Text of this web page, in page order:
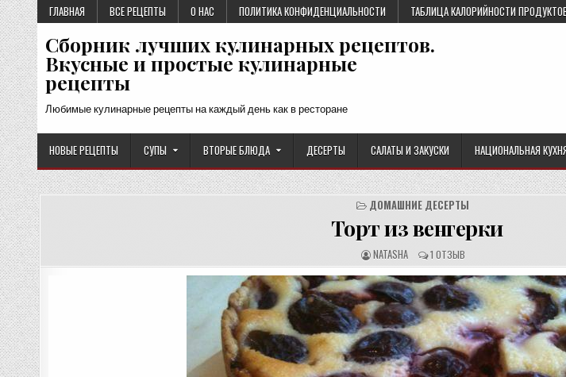
Перейти
к
содержимому
ГЛАВНАЯ ВСЕ РЕЦЕПТЫ О НАС ПОЛИТИКА КОНФИДЕНЦИАЛЬНОСТИ ТАБЛИЦА КАЛОРИЙНОСТИ
Сборник лучших кулинарных рецептов.
Вкусные и простые кулинарные
рецепты
Любимые кулинарные рецепты на каждый день как в ресторане
НОВЫЕ РЕЦЕПТЫ СУПЫ ВТОРЫЕ БЛЮДА ДЕСЕРТЫ САЛАТЫ И ЗАКУСКИ НАЦИОНАЛЬНАЯ
ДОМАШНИЕ ДЕСЕРТЫ
Торт из венгерки
А
В
Т
О
Р
Р
Е
Ц
Е
П
Т
А
:
NATASHA О
Т
З
Ы
В
Ы
:
1 ОТЗЫВ